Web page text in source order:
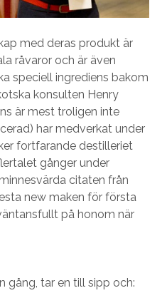
med deras produkt är
råvaror och är även
speciell ingrediens bakom
konsulten Henry
är mest troligen inte
har medverkat under
fortfarande destilleriet
gånger under
citaten från
new maken för första
på honom när
gång, tar en till sipp och: